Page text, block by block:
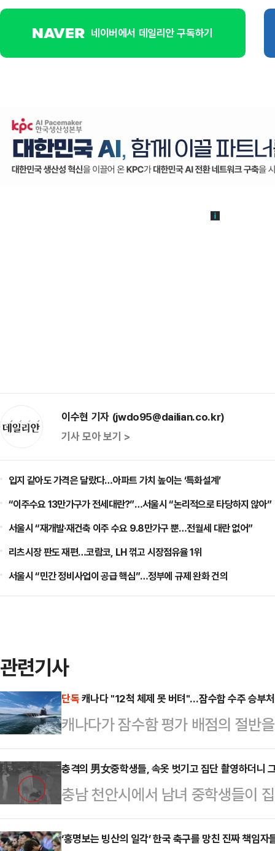
네이버에서 데일리안 구독하기
이수현 기자 (jwdo95@dailian.co.kr)
기사 모아 보기 >
입지 같아도 가격은 달랐다…아파트 가치 높이는 ‘특화설계’
“이주수요 13만가구가 전세대란?”…서울시 “논리적으로 타당하지 않아”
서울시 “재개발·재건축 이주 수요 9.8만가구 뿐…전월세 대란 없어”
리츠시장 판도 재편…코람코, LH 꺾고 시장점유율 1위
서울시 “민간 정비사업이 공급 핵심”…정부에 규제 완화 건의
관련기사
단독캐나다 "12척 체제 못 버텨"…잠수함 수주 승부
캐나다가 잠수함 평가 배점의 절반
확인됐다. 캐나다 정부가 스스로 "
을 감당하기 어렵다"고 인정한 것
간 이를 유지·정비할 산업 기반을
요소라는 의미다.캐나다가 유지보
존 4척 규모였던 잠수함 전력을 최
충격의 男女중학생들, 속옷 벗기고 집단 촬영하더니
충남 천안시에서 남녀 중학생들이
이 피해 학생에게 보복 폭행을 한
장애가 있는 중학교 3학년 학생 A
‘홍명보는 빙산의 일각’ 한국 축구를 망친 진짜 책임자